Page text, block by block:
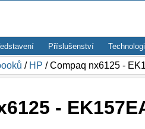
Příslušenství
/ HP / Compaq nx6125 -
-